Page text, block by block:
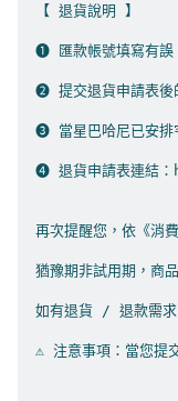
【 退貨說明 】
➊ 匯款帳號填寫有誤
➋ 提交退貨申請表後
➌ 當星巴哈尼已安排
➍ 退貨申請表連結
再次提醒您，依《消
猶豫期非試用期，商
如有退貨 / 退款需求
⚠ 注意事項：當您提